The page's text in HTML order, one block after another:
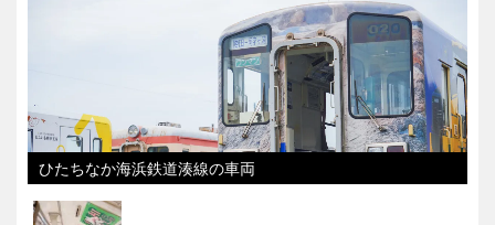
ひたちなか海浜鉄道湊線の車両